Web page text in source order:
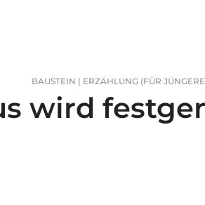
BAUSTEIN | ERZÄHLUNG (FÜR
wird